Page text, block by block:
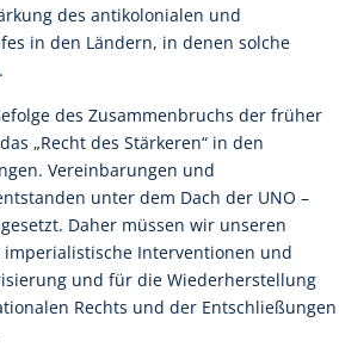
des antikolonialen und
in den Ländern, in denen solche
des Zusammenbruchs der früher
„Recht des Stärkeren“ in den
Vereinbarungen und
unter dem Dach der UNO –
Daher müssen wir unseren
imperialistische Interventionen und
und für die Wiederherstellung
Rechts und der Entschließungen